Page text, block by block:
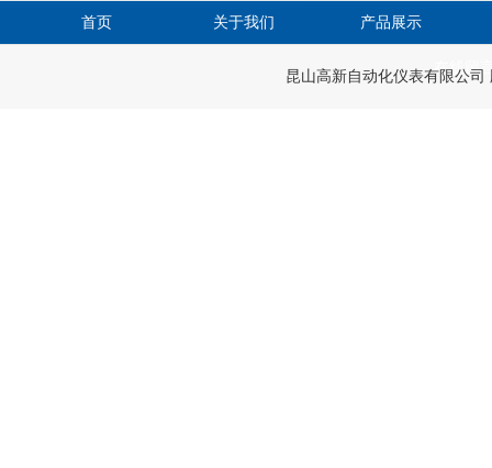
首页 关于我们 产品展示
在线留
昆山高新自动化仪表有限公